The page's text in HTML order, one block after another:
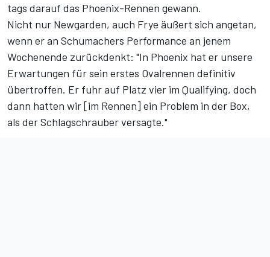
tags darauf das Phoenix-Rennen gewann.
Nicht nur Newgarden, auch Frye äußert sich angetan,
wenn er an Schumachers Performance an jenem
Wochenende zurückdenkt: "In Phoenix hat er unsere
Erwartungen für sein erstes Ovalrennen definitiv
übertroffen. Er fuhr auf Platz vier im Qualifying, doch
dann hatten wir [im Rennen] ein Problem in der Box,
als der Schlagschrauber versagte."